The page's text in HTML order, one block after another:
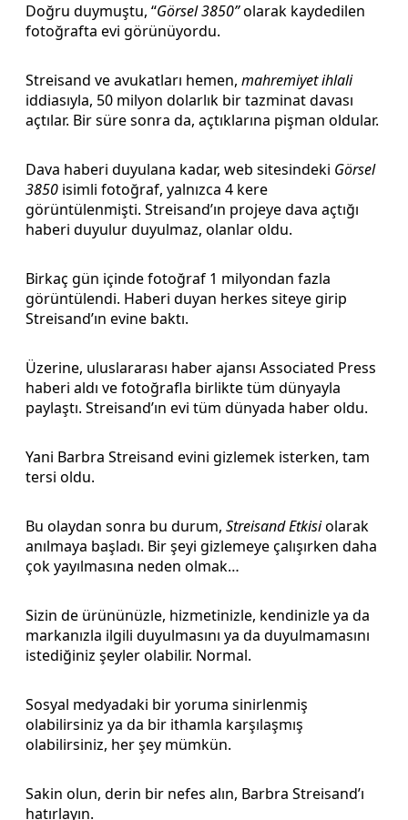
Doğru duymuştu, “Görsel 3850”olarak kaydedilen
fotoğrafta evi görünüyordu.
Streisand ve avukatları hemen, mahremiyet ihlali
iddiasıyla, 50 milyon dolarlık bir tazminat davası
açtılar. Bir süre sonra da, açtıklarına pişman oldular.
Dava haberi duyulana kadar, web sitesindeki Görsel
3850 isimli fotoğraf, yalnızca 4 kere
görüntülenmişti. Streisand’ın projeye dava açtığı
haberi duyulur duyulmaz, olanlar oldu.
Birkaç gün içinde fotoğraf 1 milyondan fazla
görüntülendi. Haberi duyan herkes siteye girip
Streisand’ın evine baktı.
Üzerine, uluslararası haber ajansı Associated Press
haberi aldı ve fotoğrafla birlikte tüm dünyayla
paylaştı. Streisand’ın evi tüm dünyada haber oldu.
Yani Barbra Streisand evini gizlemek isterken, tam
tersi oldu.
Bu olaydan sonra bu durum, Streisand Etkisiolarak
anılmaya başladı. Bir şeyi gizlemeye çalışırken daha
çok yayılmasına neden olmak…
Sizin de ürününüzle, hizmetinizle, kendinizle ya da
markanızla ilgili duyulmasını ya da duyulmamasını
istediğiniz şeyler olabilir. Normal.
Sosyal medyadaki bir yoruma sinirlenmiş
olabilirsiniz ya da bir ithamla karşılaşmış
olabilirsiniz, her şey mümkün.
Sakin olun, derin bir nefes alın, Barbra Streisand’ı
hatırlayın.